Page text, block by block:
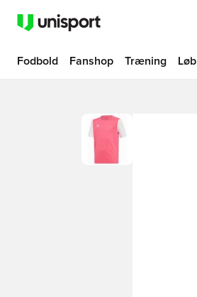
Fodbold Fanshop Træning Løb